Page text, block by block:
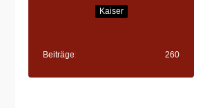
Kaiser
Beiträge 260